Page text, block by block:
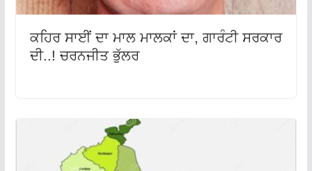
ਕਹਿਰ ਸਾਈਂ ਦਾ ਮਾਲ ਮਾਲਕਾਂ ਦਾ, ਗਾਰੰਟੀ ਸਰਕਾਰ
ਦੀ..! ਚਰਨਜੀਤ ਭੁੱਲਰ